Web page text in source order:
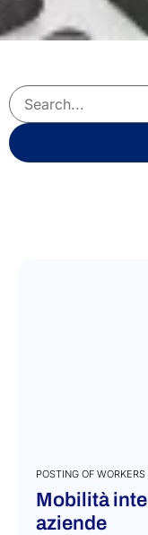
POSTING OF
Mobilità
aziende